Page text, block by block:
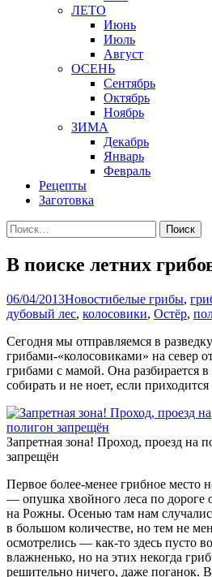
ЛЕТО
Июнь
Июль
Август
ОСЕНЬ
Сентябрь
Октябрь
Ноябрь
ЗИМА
Декабрь
Январь
Февраль
Рецепты
Заготовка
Найти:
В поиске летних
06/04/2013Новостибелые грибы,
дубовый лес, колосовики, Остёр,
Сегодня мы отправляемся в
грибами-«колосовиками» на север
грибами с мамой. Она разбирается
собирать и не ноет, если
Запретная зона! Проход, проезд на
запрещён
Первое более-менее грибное место
— опушка хвойного леса по дороге
на Рожны. Осенью там нам
в большом количестве, но тем не
осмотрелись — как-то здесь пусто
влажненько, но на этих некогда
решительно ничего, даже поганок.